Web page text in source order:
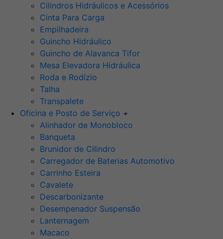
Cilindros Hidráulicos e Acessórios
Cinta Para Carga
Empilhadeira
Guincho Hidráulico
Guincho de Alavanca Tifor
Mesa Elevadora Hidráulica
Roda e Rodízio
Talha
Transpalete
Oficina e Posto de Serviço +
Alinhador de Monobloco
Banqueta
Brunidor de Cilindro
Carregador de Baterias Automotivo
Carrinho Esteira
Cavalete
Descarbonizante
Desempenador Suspensão
Lanternagem
Macaco